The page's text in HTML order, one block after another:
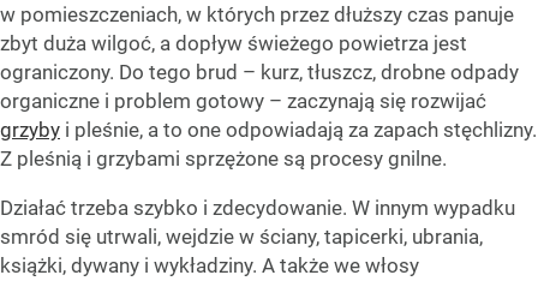
w pomieszczeniach, w których przez dłuższy czas panuje
zbyt duża wilgoć, a dopływ świeżego powietrza jest
ograniczony. Do tego brud – kurz, tłuszcz, drobne odpady
organiczne i problem gotowy – zaczynają się rozwijać
grzyby i pleśnie, a to one odpowiadają za zapach stęchlizny.
Z pleśnią i grzybami sprzężone są procesy gnilne.
Działać trzeba szybko i zdecydowanie. W innym wypadku
smród się utrwali, wejdzie w ściany, tapicerki, ubrania,
książki, dywany i wykładziny. A także we włosy